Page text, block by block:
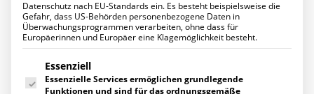
Über uns
Management
Ihre Ansprechpartner
Engagement
Zertifizierungen
Herstellerpartner
Referenzen
Stimmungsvolle Adventsfeier
mit Kunden von K&K-
Networks
Datenschutz nach EU-Standards ein. Es besteht beispielsweise die
Gefahr, dass US-Behörden personenbezogene Daten in
Überwachungsprogrammen verarbeiten, ohne dass für
Europäerinnen und Europäer eine Klagemöglichkeit besteht.
Es folgt eine Liste der Service-Gruppen, für die eine Einwilligung
Essenziell
Essenzielle Services ermöglichen grundlegende
Funktionen und sind für das ordnungsgemäße